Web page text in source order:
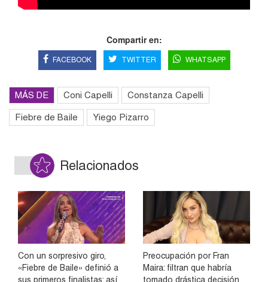
Compartir en:
FACEBOOK TWITTER WHATSAPP
MÁS DE Coni Capelli Constanza Capelli
Fiebre de Baile Yiego Pizarro
Relacionados
Con un sorpresivo giro,
«Fiebre de Baile» definió a
sus primeros finalistas: así
Preocupación por Fran
Maira: filtran que habría
tomado drástica decisión